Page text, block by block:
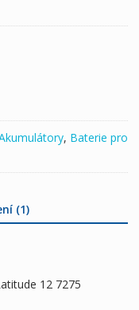
, Baterie pro
(1)
12 7275